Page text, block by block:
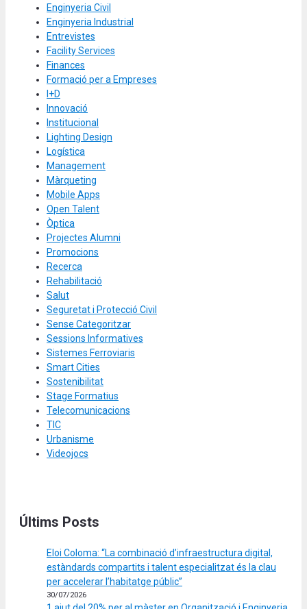
Enginyeria Civil
Enginyeria Industrial
Entrevistes
Facility Services
Finances
Formació per a Empreses
I+D
Innovació
Institucional
Lighting Design
Logística
Management
Màrqueting
Mobile Apps
Open Talent
Òptica
Projectes Alumni
Promocions
Recerca
Rehabilitació
Salut
Seguretat i Protecció Civil
Sense Categoritzar
Sessions Informatives
Sistemes Ferroviaris
Smart Cities
Sostenibilitat
Stage Formatius
Telecomunicacions
TIC
Urbanisme
Videojocs
Últims Posts
Eloi Coloma: “La combinació d’infraestructura digital,
estàndards compartits i talent especialitzat és la clau
per accelerar l’habitatge públic”
30/07/2026